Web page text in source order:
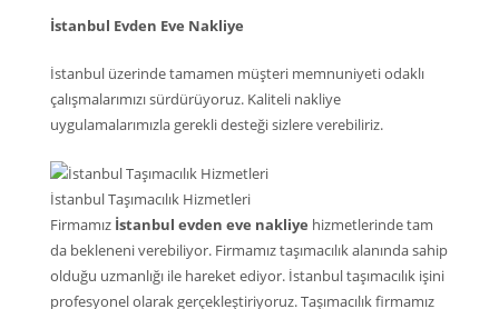
İstanbul Evden Eve Nakliye
İstanbul üzerinde tamamen müşteri memnuniyeti odaklı
çalışmalarımızı sürdürüyoruz. Kaliteli nakliye
uygulamalarımızla gerekli desteği sizlere verebiliriz.
İstanbul Taşımacılık Hizmetleri
Firmamız İstanbul evden eve nakliye hizmetlerinde tam
da bekleneni verebiliyor. Firmamız taşımacılık alanında sahip
olduğu uzmanlığı ile hareket ediyor. İstanbul taşımacılık işini
profesyonel olarak gerçekleştiriyoruz. Taşımacılık firmamız